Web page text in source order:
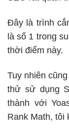
Đây là trình
là số 1 trong
thời điểm này.
Tuy nhiên
thử sử dụng
thành với
Rank Math,